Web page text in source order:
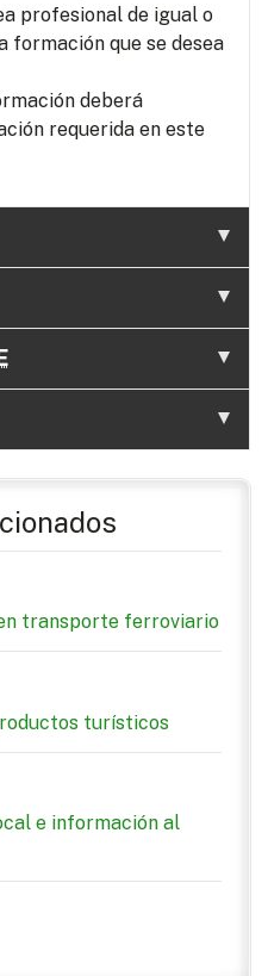
profesional de igual o
formación que se desea
deberá
requerida en este
transporte ferroviario
turísticos
e información al